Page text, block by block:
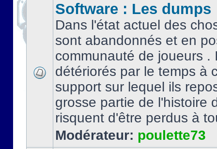
Software : Les dumps
Dans l'état actuel des
sont abandonnés et en
communauté de joueurs .
détériorés par le temps à
support sur lequel ils
grosse partie de l'histoire
risquent d'être perdus à
Modérateur: poulette73